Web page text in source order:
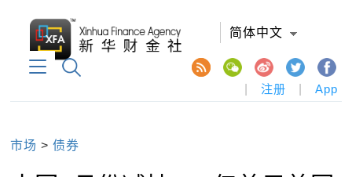
简体中文
注册 App
市场 >债券